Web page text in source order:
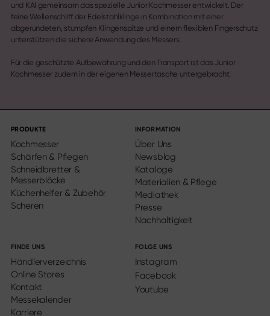
und KAI gemeinsam das spezielle Junior Kochmesser entwickelt. Der
feine Wellenschliff der Edelstahlklinge in Kombination mit einer
abgerundeten, stumpfen Klingenspitze und einem flexiblen Fingerschutz
unterstützen die sichere Anwendung des Messers.
Für die geschützte Aufbewahrung und den Transport ist das Junior
Kochmesser zudem in der eigenen Messertasche untergebracht.
PRODUKTE
Kochmesser
Schärfen & Pflegen
Schneidbretter &
Messerblöcke
Küchenhelfer & Zubehör
Scheren
INFORMATION
Über Uns
Newsblog
Kataloge
Materialien & Pflege
Mediathek
Presse
Nachhaltigkeit
FINDE UNS
Händlerverzeichnis
Online Stores
Kontakt
Messekalender
Karriere
FOLGE UNS
Instagram
Facebook
Youtube